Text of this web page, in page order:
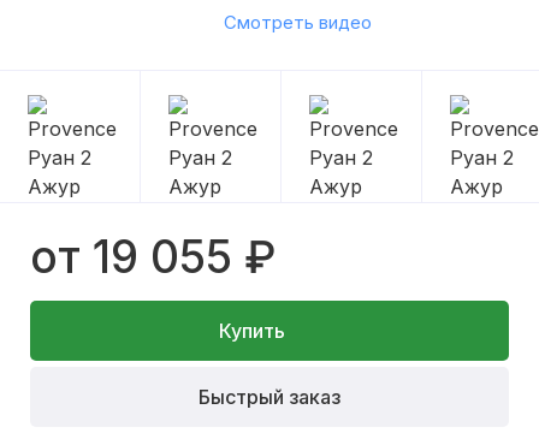
Смотреть видео
от 19 055 ₽
Купить
Быстрый заказ